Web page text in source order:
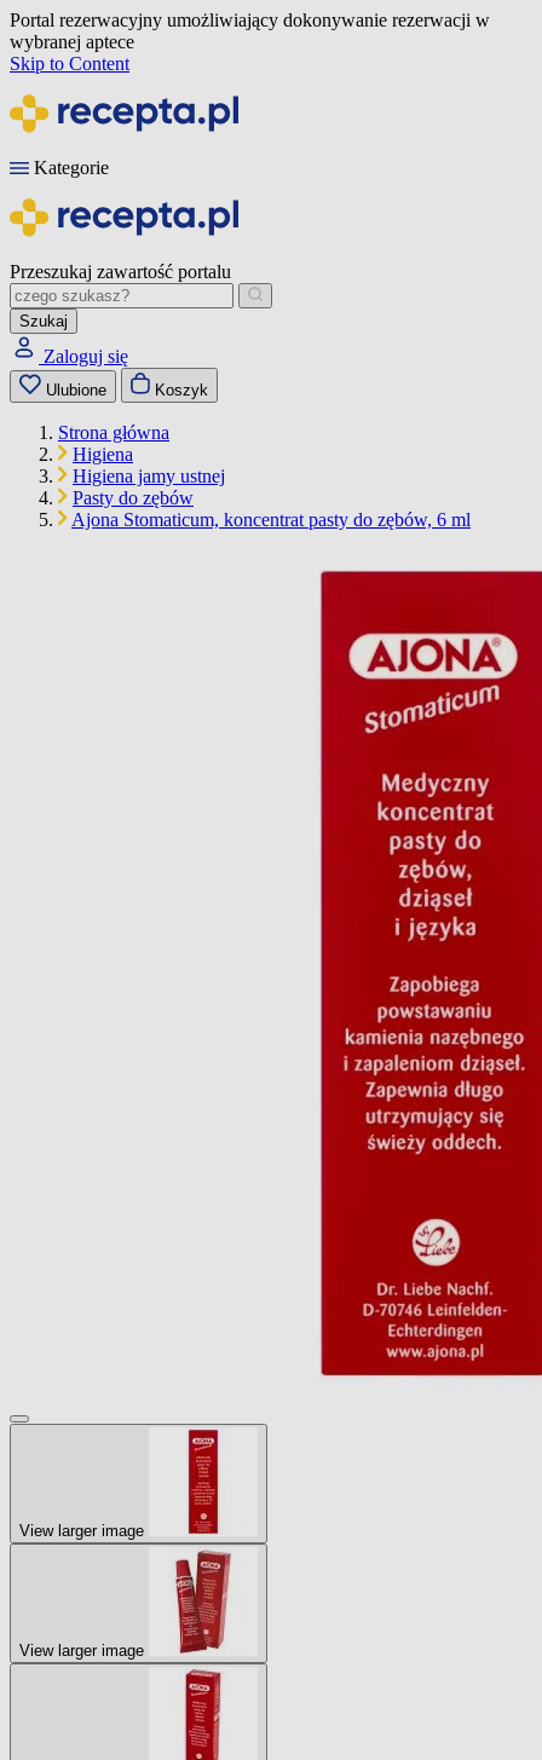
Portal rezerwacyjny umożliwiający dokonywanie rezerwacji w
wybranej aptece
Skip to Content
Kategorie
Przeszukaj zawartość portalu
Szukaj
Zaloguj się
Ulubione Koszyk
Strona główna
Higiena
Higiena jamy ustnej
Pasty do zębów
Ajona Stomaticum, koncentrat pasty do zębów, 6 ml
View larger image
View larger image